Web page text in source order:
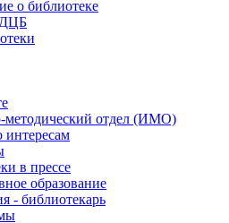
о библиотеке
ДЦБ
отдел (ИМО)
в прессе
образование
- библиотекарь